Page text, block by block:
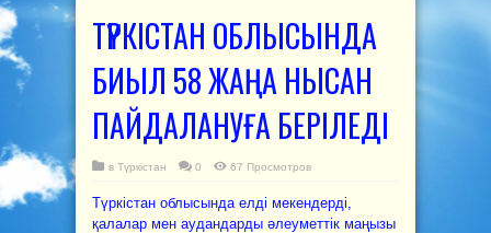
ТҮРКІСТАН ОБЛЫСЫНДА
БИЫЛ 58 ЖАҢА НЫСАН
ПАЙДАЛАНУҒА БЕРІЛЕДІ
в Түркістан 0 67 Просмотров
Түркістан облысында елді мекендерді,
қалалар мен аудандарды әлеуметтік маңызы